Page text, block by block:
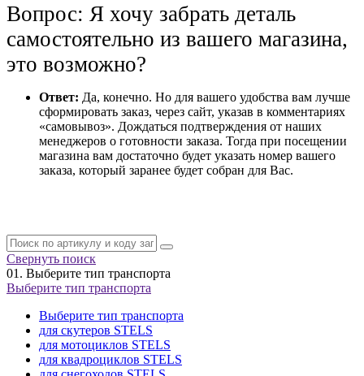
Вопрос: Я хочу забрать деталь
самостоятельно из вашего магазина,
это возможно?
Ответ: Да, конечно. Но для вашего удобства вам лучше
сформировать заказ, через сайт, указав в комментариях
«самовывоз». Дождаться подтверждения от наших
менеджеров о готовности заказа. Тогда при посещении
магазина вам достаточно будет указать номер вашего
заказа, который заранее будет собран для Вас.
Свернуть поиск
01. Выберите тип транспорта
Выберите тип транспорта
Выберите тип транспорта
для скутеров STELS
для мотоциклов STELS
для квадроциклов STELS